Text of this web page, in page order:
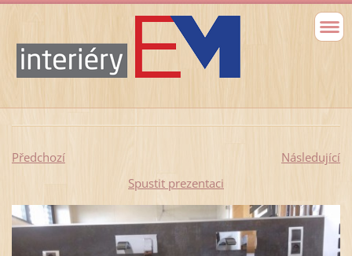
Předchozí
Následující
Spustit prezentaci